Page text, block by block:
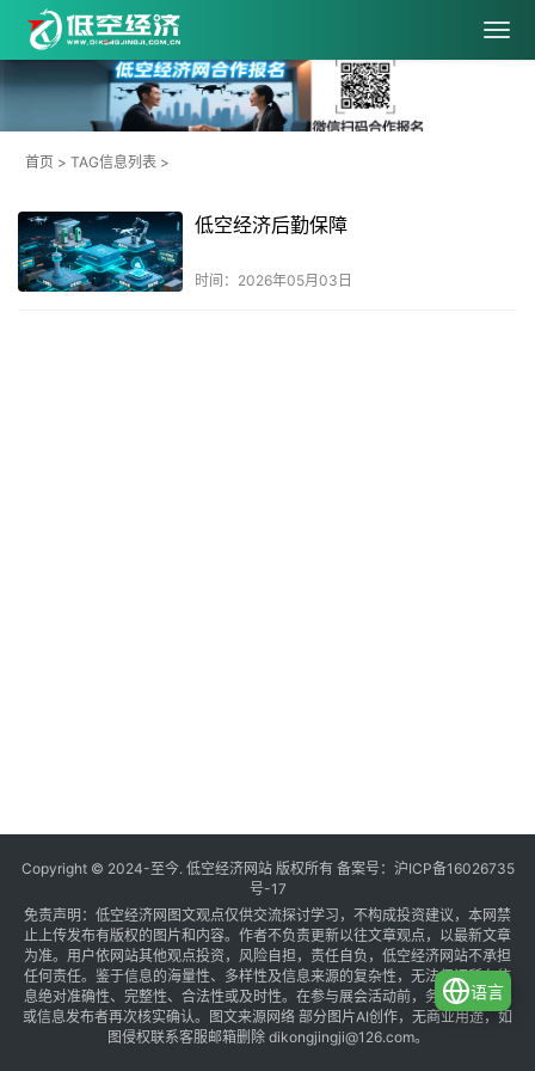
首页 > TAG信息列表 >
低空经济后勤保障
时间：2026年05月03日
Copyright © 2024-至今. 低空经济网站 版权所有 备案号： 沪ICP备16026735
号-17
免责声明：低空经济网图文观点仅供交流探讨学习，不构成投资建议，本网禁
止上传发布有版权的图片和内容。作者不负责更新以往文章观点，以最新文章
为准。用户依网站其他观点投资，风险自担，责任自负，低空经济网站不承担
任何责任。鉴于信息的海量性、多样性及信息来源的复杂性，无法保证所有信
息绝对准确性、完整性、合法性或及时性。在参与展会活动前，务必与组织方
或信息发布者再次核实确认。图文来源网络 部分图片AI创作，无商业用途，如
图侵权联系客服邮箱删除 dikongjingji@126.com。
语言